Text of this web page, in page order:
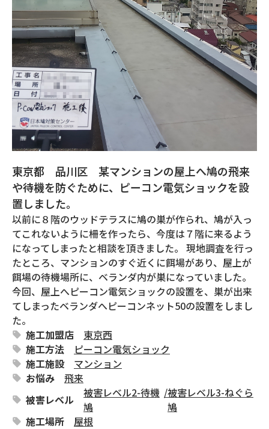
東京都 品川区 某マンションの屋上へ鳩の飛来
や待機を防ぐために、ピーコン電気ショックを設
置しました。
以前に８階のウッドテラスに鳩の巣が作られ、鳩が入っ
てこれないように柵を作ったら、今度は７階に来るよう
になってしまったと相談を頂きました。 現地調査を行っ
たところ、マンションのすぐ近くに餌場があり、屋上が
餌場の待機場所に、ベランダ内が巣になっていました。
今回、屋上へピーコン電気ショックの設置を、巣が出来
てしまったベランダへピーコンネット50の設置をしまし
た。
施工加盟店
東京西
施工方法
ピーコン電気ショック
施工施設
マンション
お悩み
飛来
被害レベル
被害レベル2-待機
鳩
/被害レベル3-ねぐら
鳩
施工場所
屋根